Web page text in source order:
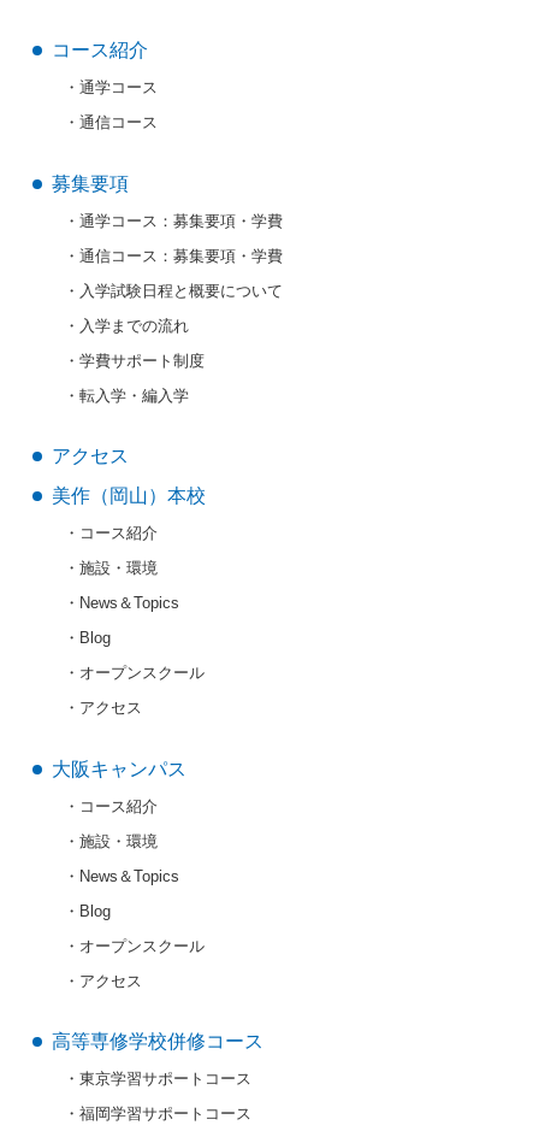
コース紹介
通学コース
通信コース
募集要項
通学コース：募集要項・学費
通信コース：募集要項・学費
入学試験日程と概要について
入学までの流れ
学費サポート制度
転入学・編入学
アクセス
美作（岡山）本校
コース紹介
施設・環境
News＆Topics
Blog
オープンスクール
アクセス
大阪キャンパス
コース紹介
施設・環境
News＆Topics
Blog
オープンスクール
アクセス
高等専修学校併修コース
東京学習サポートコース
福岡学習サポートコース